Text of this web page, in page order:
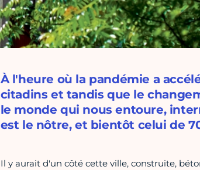
À l'heure où la pandémie a
citadins et tandis que le
le monde qui nous entoure,
est le nôtre, et bientôt celui de
Il y aurait d'un côté cette ville, construite,